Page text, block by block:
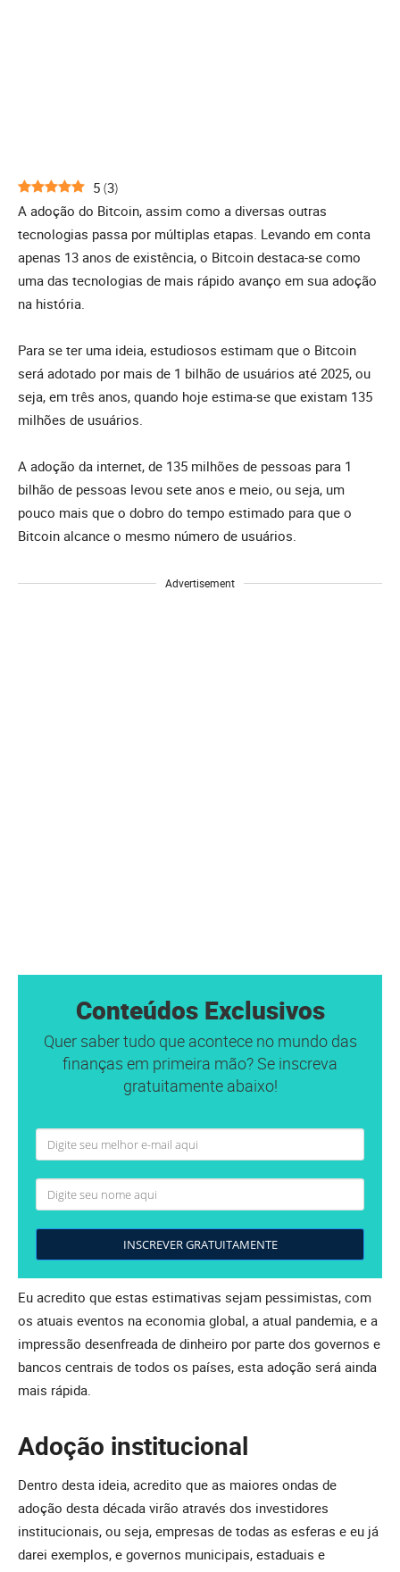
5 (3)
A adoção do Bitcoin, assim como a diversas outras
tecnologias passa por múltiplas etapas. Levando em conta
apenas 13 anos de existência, o Bitcoin destaca-se como
uma das tecnologias de mais rápido avanço em sua adoção
na história.
Para se ter uma ideia, estudiosos estimam que o Bitcoin
será adotado por mais de 1 bilhão de usuários até 2025, ou
seja, em três anos, quando hoje estima-se que existam 135
milhões de usuários.
A adoção da internet, de 135 milhões de pessoas para 1
bilhão de pessoas levou sete anos e meio, ou seja, um
pouco mais que o dobro do tempo estimado para que o
Bitcoin alcance o mesmo número de usuários.
Advertisement
Conteúdos Exclusivos
Quer saber tudo que acontece no mundo das
finanças em primeira mão? Se inscreva
gratuitamente abaixo!
INSCREVER GRATUITAMENTE
Eu acredito que estas estimativas sejam pessimistas, com
os atuais eventos na economia global, a atual pandemia, e a
impressão desenfreada de dinheiro por parte dos governos e
bancos centrais de todos os países, esta adoção será ainda
mais rápida.
Adoção institucional
Dentro desta ideia, acredito que as maiores ondas de
adoção desta década virão através dos investidores
institucionais, ou seja, empresas de todas as esferas e eu já
darei exemplos, e governos municipais, estaduais e